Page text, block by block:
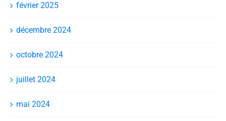
février 2025
décembre 2024
octobre 2024
juillet 2024
mai 2024